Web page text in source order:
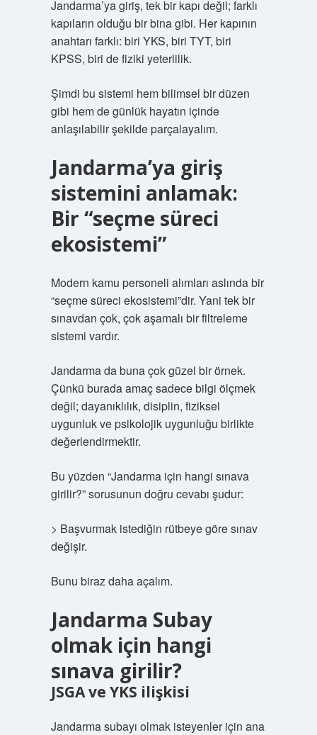
Jandarma’ya giriş, tek bir kapı değil; farklı
kapıların olduğu bir bina gibi. Her kapının
anahtarı farklı: biri YKS, biri TYT, biri
KPSS, biri de fiziki yeterlilik.
Şimdi bu sistemi hem bilimsel bir düzen
gibi hem de günlük hayatın içinde
anlaşılabilir şekilde parçalayalım.
Jandarma’ya giriş
sistemini anlamak:
Bir “seçme süreci
ekosistemi”
Modern kamu personeli alımları aslında bir
“seçme süreci ekosistemi”dir. Yani tek bir
sınavdan çok, çok aşamalı bir filtreleme
sistemi vardır.
Jandarma da buna çok güzel bir örnek.
Çünkü burada amaç sadece bilgi ölçmek
değil; dayanıklılık, disiplin, fiziksel
uygunluk ve psikolojik uygunluğu birlikte
değerlendirmektir.
Bu yüzden “Jandarma için hangi sınava
girilir?” sorusunun doğru cevabı şudur:
> Başvurmak istediğin rütbeye göre sınav
değişir.
Bunu biraz daha açalım.
Jandarma Subay
olmak için hangi
sınava girilir?
JSGA ve YKS ilişkisi
Jandarma subayı olmak isteyenler için ana